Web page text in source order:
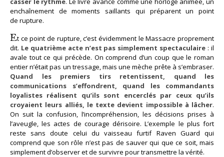
enchaînement de moments saillants qui préparent un point
de rupture.
Et ce point de rupture, c’est évidemment le Massacre proprement
dit. Le quatrième acte n’est pas simplement spectaculaire : il
avale tout ce qui précède. On comprend d’un coup que le roman
entier n’était pas un tressage, mais une mèche prête à s’embraser.
Quand les premiers tirs retentissent, quand les
communications s’effondrent, quand les commandants
loyalistes réalisent qu’ils sont encerclés par ceux qu’ils
croyaient leurs alliés, le texte devient impossible à lâcher.
On suit la confusion, l’incompréhension, les décisions prises à
l’aveugle, les actes de courage dérisoire. L’exemple le plus fort
reste sans doute celui du vaisseau furtif Raven Guard qui
comprend que son rôle n’est pas de sauver qui que ce soit, mais
simplement d’observer et de survivre pour transmettre la vérité.